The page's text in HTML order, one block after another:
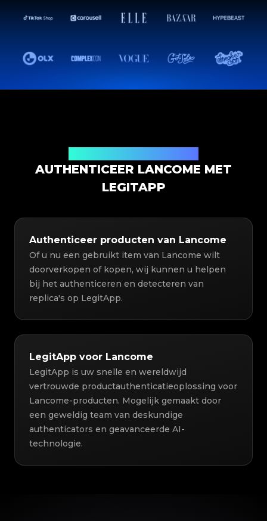
AUTHENTICEER LANCOME MET
LEGITAPP
Authenticeer producten van Lancome
Of u nu een gebruikt item van Lancome wilt
doorverkopen of kopen, wij kunnen u helpen
bij het authenticeren en detecteren van
replica's op LegitApp.
LegitApp voor Lancome
LegitApp is uw snelle en wereldwijd
vertrouwde productauthenticatieoplossing voor
Lancome-producten. Mogelijk gemaakt door
een geweldig team van deskundige
authenticators en geavanceerde AI-
technologie.